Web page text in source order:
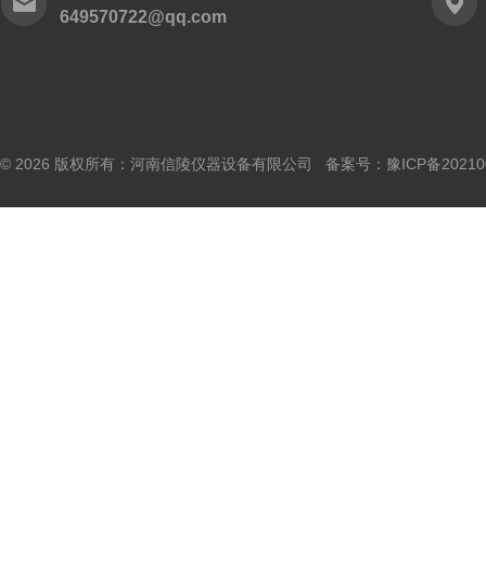
649570722@qq.com
© 2026 版权所有：河南信陵仪器设备有限公司 备案号： 豫ICP备